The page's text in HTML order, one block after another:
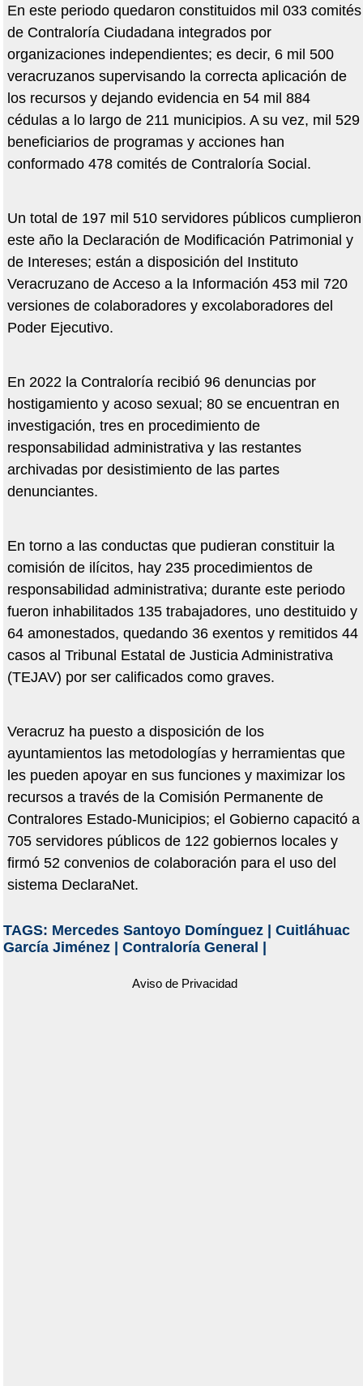
En este periodo quedaron constituidos mil 033 comités
de Contraloría Ciudadana integrados por
organizaciones independientes; es decir, 6 mil 500
veracruzanos supervisando la correcta aplicación de
los recursos y dejando evidencia en 54 mil 884
cédulas a lo largo de 211 municipios. A su vez, mil 529
beneficiarios de programas y acciones han
conformado 478 comités de Contraloría Social.
Un total de 197 mil 510 servidores públicos cumplieron
este año la Declaración de Modificación Patrimonial y
de Intereses; están a disposición del Instituto
Veracruzano de Acceso a la Información 453 mil 720
versiones de colaboradores y excolaboradores del
Poder Ejecutivo.
En 2022 la Contraloría recibió 96 denuncias por
hostigamiento y acoso sexual; 80 se encuentran en
investigación, tres en procedimiento de
responsabilidad administrativa y las restantes
archivadas por desistimiento de las partes
denunciantes.
En torno a las conductas que pudieran constituir la
comisión de ilícitos, hay 235 procedimientos de
responsabilidad administrativa; durante este periodo
fueron inhabilitados 135 trabajadores, uno destituido y
64 amonestados, quedando 36 exentos y remitidos 44
casos al Tribunal Estatal de Justicia Administrativa
(TEJAV) por ser calificados como graves.
Veracruz ha puesto a disposición de los
ayuntamientos las metodologías y herramientas que
les pueden apoyar en sus funciones y maximizar los
recursos a través de la Comisión Permanente de
Contralores Estado-Municipios; el Gobierno capacitó a
705 servidores públicos de 122 gobiernos locales y
firmó 52 convenios de colaboración para el uso del
sistema DeclaraNet.
TAGS: Mercedes Santoyo Domínguez| Cuitláhuac
García Jiménez| Contraloría General
Aviso de Privacidad